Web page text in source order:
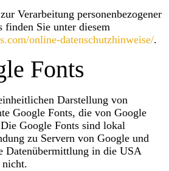
Verarbeitung personenbezogener
finden Sie unter diesem
online-datenschutzhinweise/.
Fonts
Darstellung von
Google Fonts, die von Google
Google Fonts sind lokal
zu Servern von Google und
Datenübermittlung in die USA